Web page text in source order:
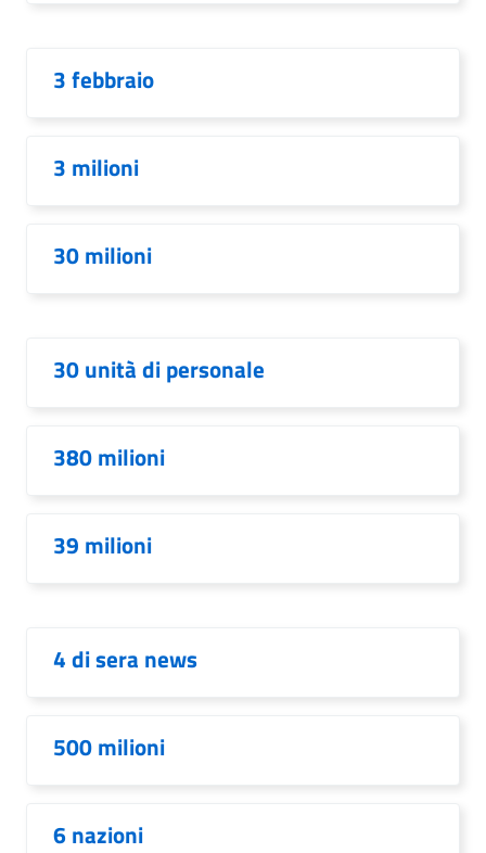
3 febbraio
3 milioni
30 milioni
30 unità di personale
380 milioni
39 milioni
4 di sera news
500 milioni
6 nazioni